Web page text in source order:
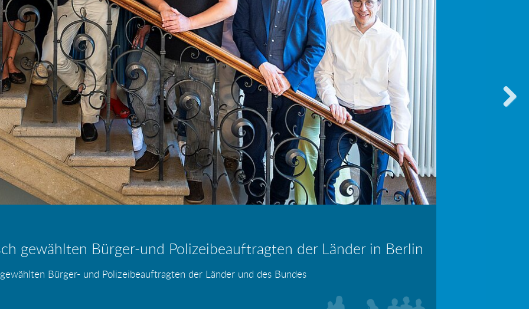
gewählten Bürger-und Polizeibeauftragten der Länder in Berlin
Bürger- und Polizeibeauftragten der Länder und des Bundes
Information: Die Wohngeldstelle darf Nachweise über Bemühungen zur Aufnahme einer Erwerbstätigkeit fordern
– wer haftet für die Folgen?
Blei - gefährlich und inzwischen auch verboten!
mündlich an die Bürgerbeauftragte wenden. Nutzen Sie auch unser Onlineformular auf dieser